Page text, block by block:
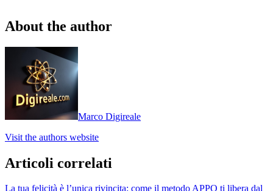
About the author
Marco Digireale
Visit the authors website
Articoli correlati
La tua felicità è l’unica rivincita: come il metodo APPO ti libera dal